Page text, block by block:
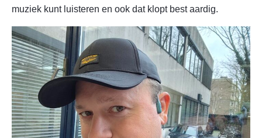
muziek kunt luisteren en ook dat klopt best aardig.